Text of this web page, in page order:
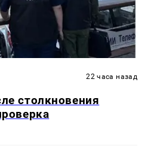
22 часа назад
столкновения